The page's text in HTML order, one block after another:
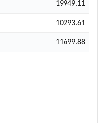
19949.11
10293.61
11699.88